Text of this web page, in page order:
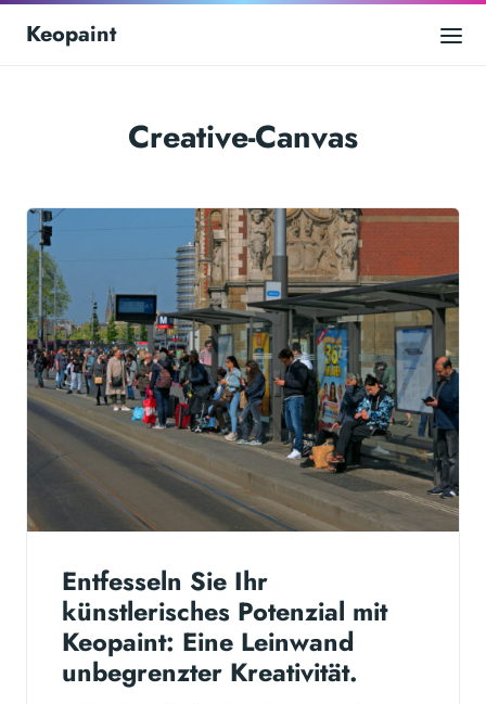
Keopaint
Creative-Canvas
Entfesseln Sie Ihr
künstlerisches Potenzial mit
Keopaint: Eine Leinwand
unbegrenzter Kreativität.